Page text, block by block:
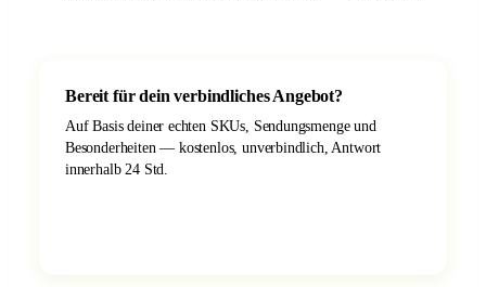
Bereit für dein verbindliches Angebot?
Auf Basis deiner echten SKUs, Sendungsmenge und
Besonderheiten — kostenlos, unverbindlich, Antwort
innerhalb 24 Std.